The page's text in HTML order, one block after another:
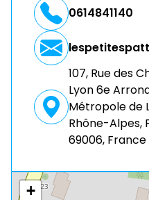
0614841140
107, Rue des
Lyon 6e
Métropole de
Rhône-Alpes,
69006, France
+